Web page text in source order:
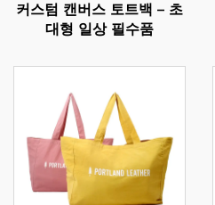
커스텀 캔버스 토트백 – 초
대형 일상 필수품